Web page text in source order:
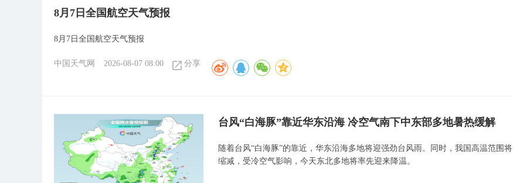
8月7日全国航空天气预报
8月7日全国航空天气预报
中国天气网 2026-08-07 08:00 分享
台风“白海豚”靠近华东沿海 冷空气南下中东部多地暑热缓解
随着台风“白海豚”的靠近，华东沿海多地将迎强劲台风雨。同时，我国高温范围将
缩减，受冷空气影响，今天东北多地将率先迎来降温。